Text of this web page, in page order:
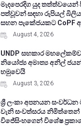
මැදපෙරදිග යුද තත්ත්වයෙන්
පත්වූවන් සඳහා රුපියල්
සහන පැකේජයකට CoPF
August 4, 2026
UNDP සහකාර
නියෝජ්‍ය අමාත්‍ය අනිල්
හමුවෙයි
August 3, 2026
ශ්‍රී ලංකා අපනයන
වැනි සංවත්සරය නිමිත්තෙන්
විජේසිංහගෙන් විශේෂ